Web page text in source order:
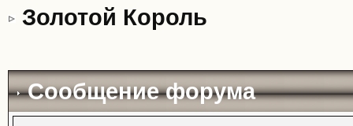
Золотой Король
Сообщение форума